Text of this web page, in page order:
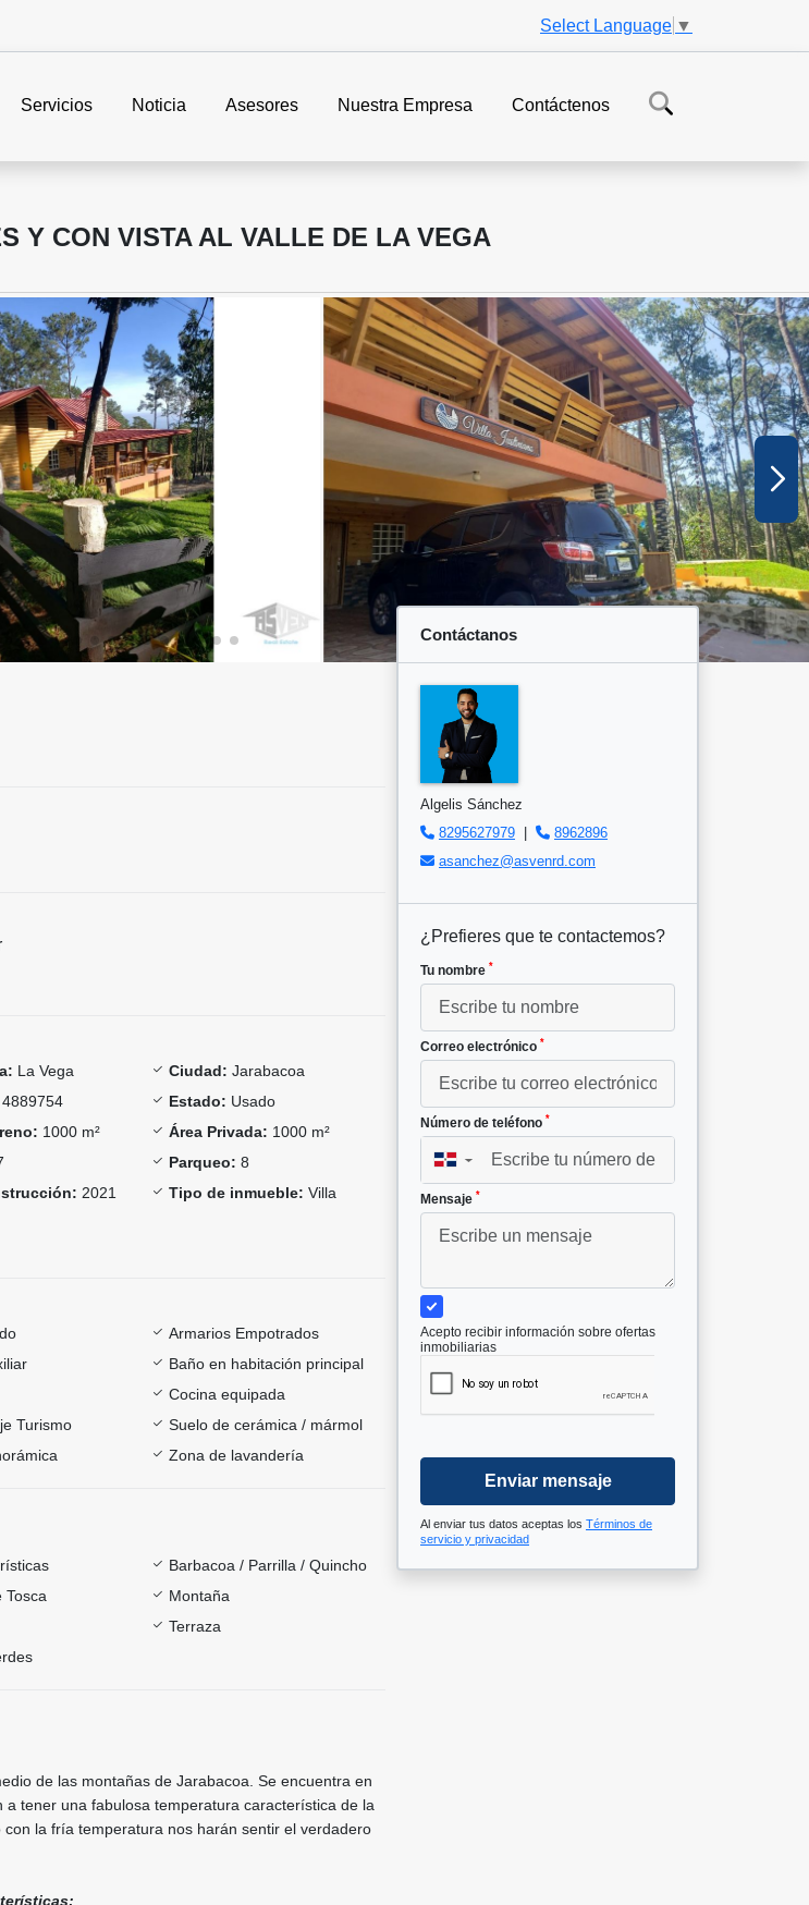
Select Language ▼
Servicios Noticia Asesores Nuestra Empresa Contáctenos
Y CON VISTA AL VALLE DE LA VEGA
La Vega Ciudad: Jarabacoa
4889754 Estado: Usado
1000 m² Área Privada: 1000 m²
Parqueo: 8
2021 Tipo de inmueble: Villa
Armarios Empotrados
Baño en habitación principal
Cocina equipada
Turismo
Suelo de cerámica / mármol
Zona de lavandería
Barbacoa / Parrilla / Quincho
Tosca
Montaña
Terraza
de las montañas de Jarabacoa. Se encuentra en
tener una fabulosa temperatura característica de la
la fría temperatura nos harán sentir el verdadero
Contáctanos
Algelis Sánchez
8295627979 |
8962896
asanchez@asvenrd.com
¿Prefieres que te contactemos?
Tu nombre *
Correo electrónico *
Número de teléfono *
▼
Mensaje *
Acepto recibir información sobre ofertas
inmobiliarias
Enviar mensaje
Al enviar tus datos aceptas los Términos de
servicio y privacidad